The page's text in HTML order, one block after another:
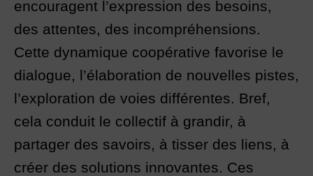
encouragent l’expression des besoins,
des attentes, des incompréhensions.
Cette dynamique coopérative favorise le
dialogue, l’élaboration de nouvelles pistes,
l’exploration de voies différentes. Bref,
cela conduit le collectif à grandir, à
partager des savoirs, à tisser des liens, à
créer des solutions innovantes. Ces